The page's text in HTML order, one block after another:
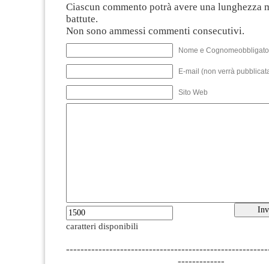
Ciascun commento potrà avere una lunghezza
battute.
Non sono ammessi commenti consecutivi.
Nome e
E-mail (non verrà
Sito Web
caratteri disponibili
-------------